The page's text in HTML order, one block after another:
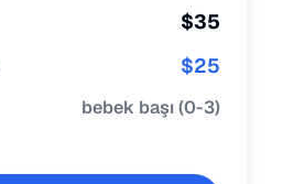
$35
$25
bebek başı(0-3)